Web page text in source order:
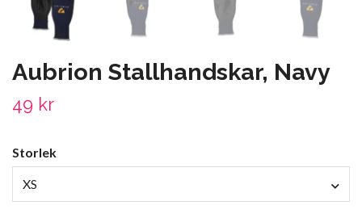
Aubrion Stallhandskar, Navy
49 kr
Storlek
XS